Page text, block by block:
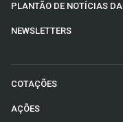
PLANTÃO DE NOTÍCIAS
NEWSLETTERS
COTAÇÕES
AÇÕES